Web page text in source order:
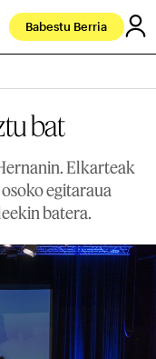
Babestu Berria
bat
Elkarteak
egitaraua
batera.